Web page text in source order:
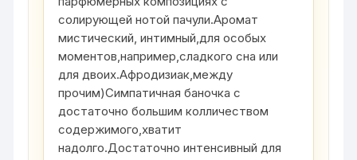
солирующей нотой пачули.Аромат
мистический, интимный,для особых
моментов,например,сладкого сна или
для двоих.Афродизиак,между
прочим)Симпатичная баночка с
достаточно большим колличеством
содержимого,хватит
надолго.Достаточно интенсивный для